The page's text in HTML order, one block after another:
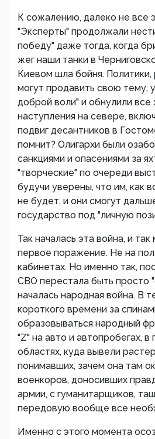
К сожалению, далеко не все
"Эксперты" продолжали
победу" даже тогда, когда
жег наши танки в
Киевом шла бойня. Политики,
могут продавить свою тему,
доброй воли" и обнулили
наступления на севере,
подвиг десантников в
помнит? Олигархи были
санкциями и опасениями за
"творческие" по очереди
будучи уверены, что им, как
не будет, и они смогут
государство под "личную
Так началась эта война, и
первое поражение. Не на
кабинетах. Но именно так,
СВО перестала быть просто
началась народная война. В
короткого времени за
образовываться народный
"Z" на авто и автопробегах,
областях, куда вывели
понимавших, зачем она там
военкоров, доносивших
армии, с гуманитарщиков,
передовую вообще все
Именно с этого момента